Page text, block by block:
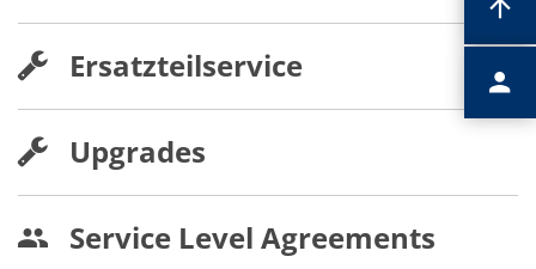
Ersatzteilservice
Upgrades
Service Level Agreements